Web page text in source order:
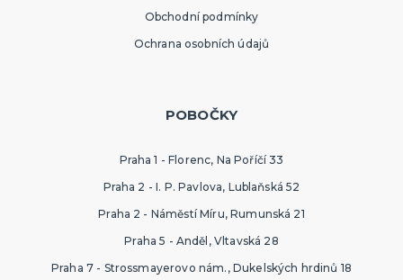
Obchodní podmínky
Ochrana osobních údajů
POBOČKY
Praha 1 - Florenc, Na Poříčí 33
Praha 2 - I. P. Pavlova, Lublaňská 52
Praha 2 - Náměstí Míru, Rumunská 21
Praha 5 - Anděl, Vltavská 28
Praha 7 - Strossmayerovo nám., Dukelských hrdinů 18